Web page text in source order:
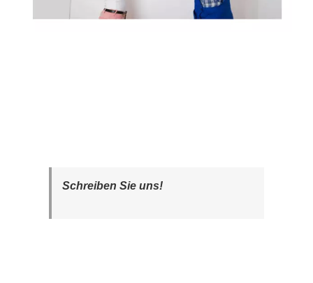
Schreiben Sie uns!